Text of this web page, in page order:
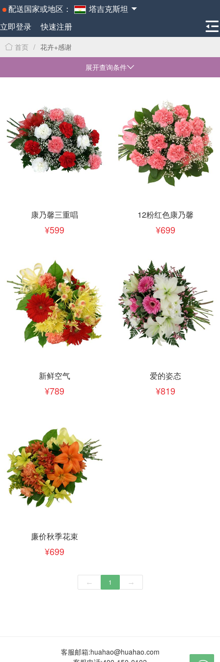
配送国家或地区：
塔吉克斯坦
立即登录
快速注册
首页 / 花卉+感谢
展开查询条件
康乃馨三重唱
599
12粉红色康乃馨
699
新鲜空气
789
爱的姿态
819
廉价秋季花束
699
← 1 →
客服邮箱:huahao@huahao.com